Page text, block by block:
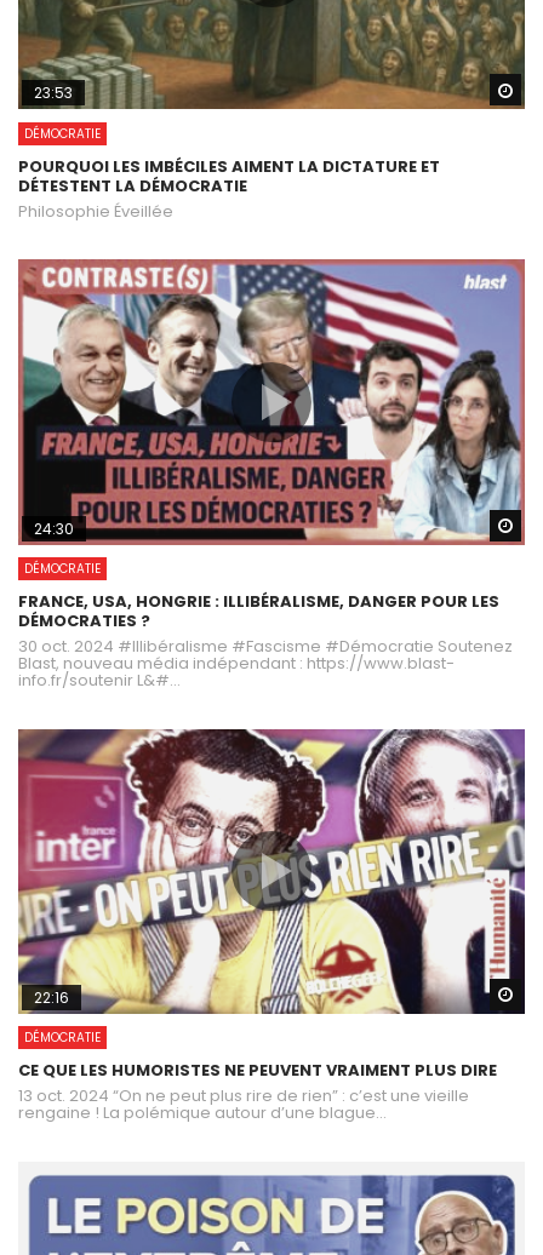
23:53
DÉMOCRATIE
POURQUOI LES IMBÉCILES AIMENT LA DICTATURE ET
DÉTESTENT LA DÉMOCRATIE
Philosophie Éveillée
24:30
DÉMOCRATIE
FRANCE, USA, HONGRIE : ILLIBÉRALISME, DANGER POUR LES
DÉMOCRATIES ?
30 oct. 2024 #Illibéralisme #Fascisme #Démocratie Soutenez
Blast, nouveau média indépendant : https://www.blast-
info.fr/soutenir L&#...
22:16
DÉMOCRATIE
CE QUE LES HUMORISTES NE PEUVENT VRAIMENT PLUS DIRE
13 oct. 2024 “On ne peut plus rire de rien” : c’est une vieille
rengaine ! La polémique autour d’une blague...